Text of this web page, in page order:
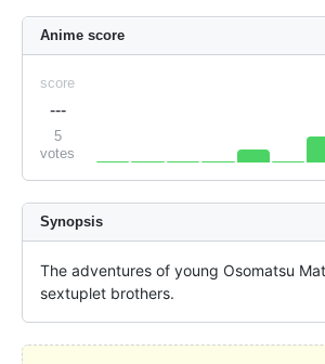
Anime score
score
---
5
votes
Synopsis
The adventures of young Osomatsu
sextuplet brothers.